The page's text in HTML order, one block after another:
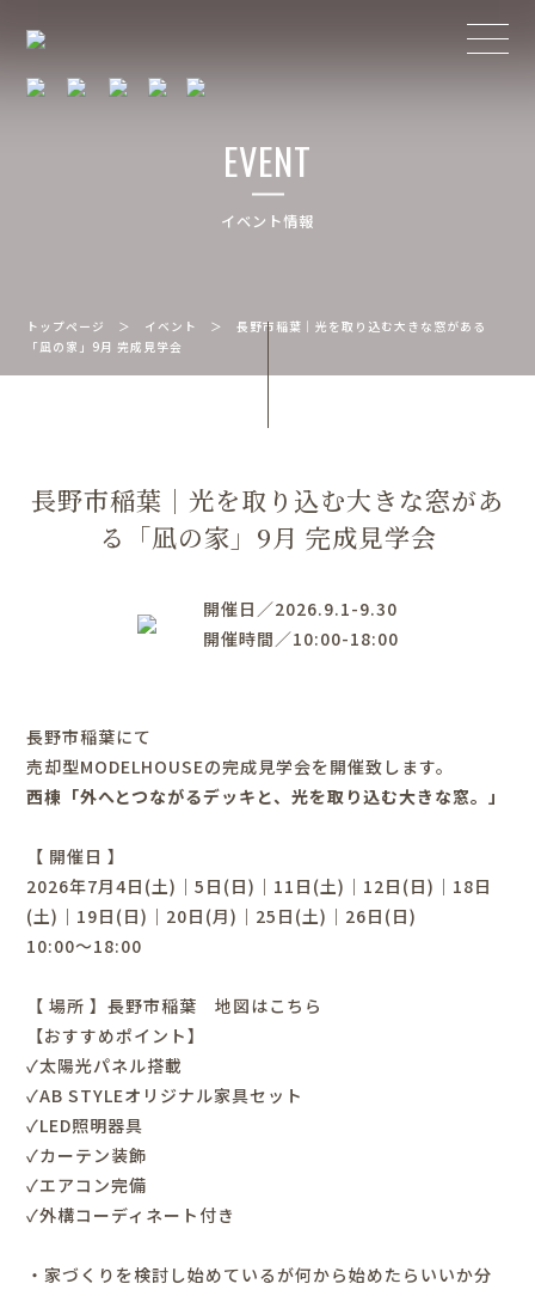
EVENT
イベント情報
トップページ ＞ イベント ＞長野市稲葉｜光を取り込む大きな窓がある
「凪の家」9月 完成見学会
長野市稲葉｜光を取り込む大きな窓があ
る「凪の家」9月 完成見学会
開催日／2026.9.1-9.30
開催時間／10:00-18:00
長野市稲葉にて
売却型MODELHOUSEの完成見学会を開催致します。
西棟「外へとつながるデッキと、光を取り込む大きな窓。」
【 開催日 】
2026年7月4日(土)｜5日(日)｜11日(土)｜12日(日)｜18日
(土)｜19日(日)｜20日(月)｜25日(土)｜26日(日)
10:00～18:00
【 場所 】長野市稲葉地図はこちら
【おすすめポイント】
✓太陽光パネル搭載
✓AB STYLEオリジナル家具セット
✓LED照明器具
✓カーテン装飾
✓エアコン完備
✓外構コーディネート付き
・家づくりを検討し始めているが何から始めたらいいか分